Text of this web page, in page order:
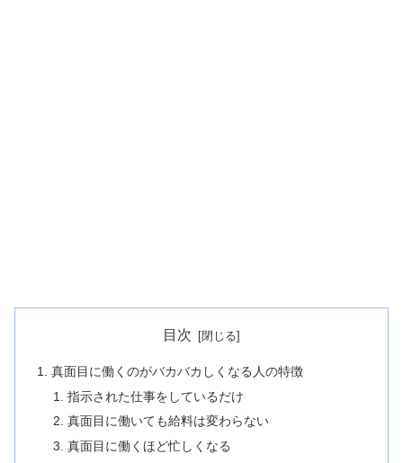
目次
真面目に働くのがバカバカしくなる人の特徴
指示された仕事をしているだけ
真面目に働いても給料は変わらない
真面目に働くほど忙しくなる